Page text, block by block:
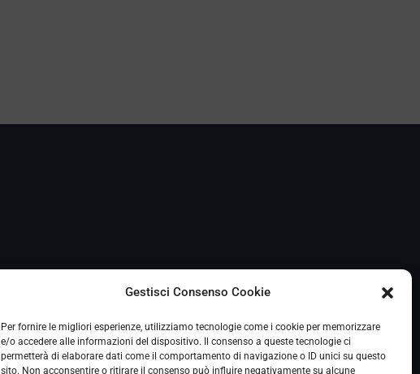
Gestisci Consenso Cookie
Per fornire le migliori esperienze, utilizziamo tecnologie come i cookie per memorizzare
e/o accedere alle informazioni del dispositivo. Il consenso a queste tecnologie ci
permetterà di elaborare dati come il comportamento di navigazione o ID unici su questo
sito. Non acconsentire o ritirare il consenso può influire negativamente su alcune